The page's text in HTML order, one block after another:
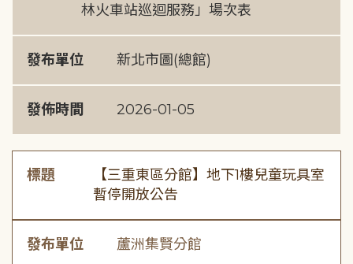
林火車站巡迴服務」場次表
發布單位 新北市圖(總館)
發佈時間 2026-01-05
標題
【三重東區分館】地下1樓兒童玩具室
暫停開放公告
發布單位 蘆洲集賢分館